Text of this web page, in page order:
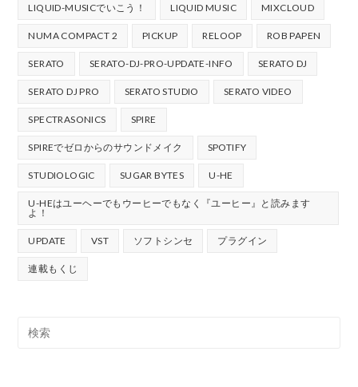
LIQUID-MUSICでいこう！ LIQUID MUSIC MIXCLOUD
NUMA COMPACT 2 PICKUP RELOOP ROB PAPEN
SERATO SERATO-DJ-PRO-UPDATE-INFO SERATO DJ
SERATO DJ PRO SERATO STUDIO SERATO VIDEO
SPECTRASONICS SPIRE
SPIREでゼロからのサウンドメイク SPOTIFY
STUDIOLOGIC SUGAR BYTES U-HE
U-HEはユーヘーでもウーヒーでもなく『ユーヒー』と読みます
よ！
UPDATE VST ソフトシンセ プラグイン
連載もくじ